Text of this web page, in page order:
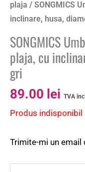
plaja / SONGMICS
inclinare, husa,
SONGMICS
plaja, cu
gri
89.00 lei TVA
Produs indisponibil
Trimite-mi un email